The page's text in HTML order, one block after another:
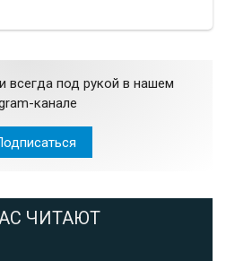
всегда под рукой в нашем
канале
ЧИТАЮТ